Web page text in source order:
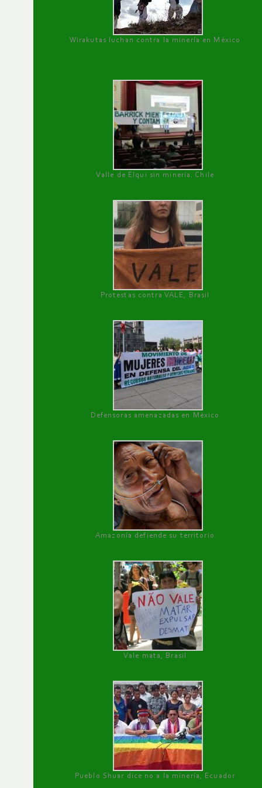
Wirakutas luchan contra la minería en México
Valle de Elqui sin minería. Chile
Protestas contra VALE, Brasil
Defensoras amenazadas en México
Amazonía defiende su territorio
Vale mata, Brasil
Pueblo Shuar dice no a la minería, Ecuador